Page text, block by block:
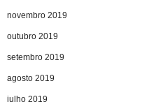
novembro 2019
outubro 2019
setembro 2019
agosto 2019
julho 2019